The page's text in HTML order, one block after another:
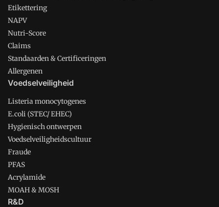
Etikettering
NAPV
Nutri-Score
Claims
Standaarden & Certificeringen
Allergenen
Voedselveiligheid
Listeria monocytogenes
E.coli (STEC/ EHEC)
Hygienisch ontwerpen
Voedselveiligheidscultuur
Fraude
PFAS
Acrylamide
MOAH & MOSH
R&D